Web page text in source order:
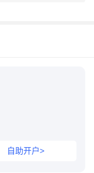
自助开户>